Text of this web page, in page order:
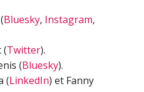
Bluesky, Instagram,
(Twitter).
(Bluesky).
(LinkedIn) et Fanny